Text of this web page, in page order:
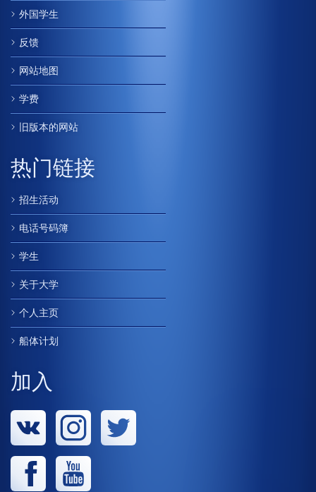
外国学生
反馈
网站地图
学费
旧版本的网站
热门链接
招生活动
电话号码簿
学生
关于大学
个人主页
船体计划
加入